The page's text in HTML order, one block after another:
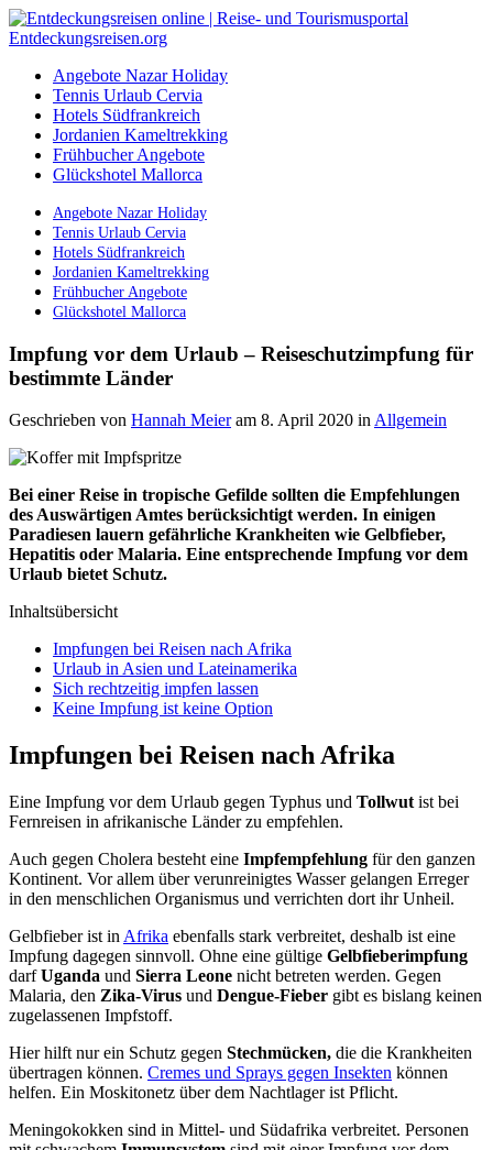
Angebote Nazar Holiday
Tennis Urlaub Cervia
Hotels Südfrankreich
Jordanien Kameltrekking
Frühbucher Angebote
Glückshotel Mallorca
Angebote Nazar Holiday
Tennis Urlaub Cervia
Hotels Südfrankreich
Jordanien Kameltrekking
Frühbucher Angebote
Glückshotel Mallorca
Impfung vor dem Urlaub – Reiseschutzimpfung für
bestimmte Länder
Geschrieben von Hannah Meier am 8. April 2020 inAllgemein
Bei einer Reise in tropische Gefilde sollten die Empfehlungen
des Auswärtigen Amtes berücksichtigt werden. In einigen
Paradiesen lauern gefährliche Krankheiten wie Gelbfieber,
Hepatitis oder Malaria. Eine entsprechende Impfung vor dem
Urlaub bietet Schutz.
Inhaltsübersicht
Impfungen bei Reisen nach Afrika
Urlaub in Asien und Lateinamerika
Sich rechtzeitig impfen lassen
Keine Impfung ist keine Option
Impfungen bei Reisen nach Afrika
Eine Impfung vor dem Urlaub gegen Typhus und Tollwut ist bei
Fernreisen in afrikanische Länder zu empfehlen.
Auch gegen Cholera besteht eine Impfempfehlung für den ganzen
Kontinent. Vor allem über verunreinigtes Wasser gelangen Erreger
in den menschlichen Organismus und verrichten dort ihr Unheil.
Gelbfieberist in Afrika ebenfalls stark verbreitet, deshalb ist eine
Impfung dagegen sinnvoll. Ohne eine gültige Gelbfieberimpfung
darfUganda und Sierra Leone nicht betreten werden. Gegen
Malaria, den Zika-Virus und Dengue-Fieber gibt es bislang keinen
zugelassenen Impfstoff.
Hier hilft nur ein Schutz gegen Stechmücken, die die Krankheiten
übertragen können. Cremes und Sprays gegen Insekten können
helfen. Ein Moskitonetz über dem Nachtlagerist Pflicht.
Meningokokken sind in Mittel- und Südafrika verbreitet. Personen